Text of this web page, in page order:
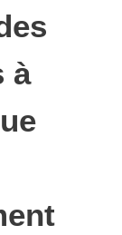
à